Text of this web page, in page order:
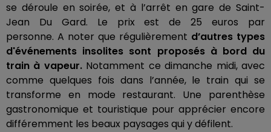
se déroule en soirée, et à l’arrêt en gare de Saint-
Jean Du Gard. Le prix est de 25 euros par
personne. A noter que régulièrement d’autres types
d'événements insolites sont proposés à bord du
train à vapeur.Notamment ce dimanche midi, avec
comme quelques fois dans l’année, le train qui se
transforme en mode restaurant. Une parenthèse
gastronomique et touristique pour apprécier encore
différemment les beaux paysages qui y défilent.